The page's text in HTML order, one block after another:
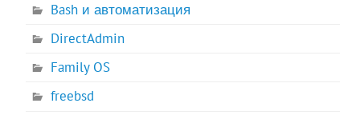
Bash и автоматизация
DirectAdmin
Family OS
freebsd